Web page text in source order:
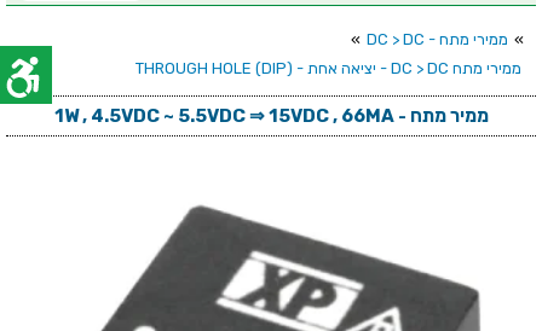
» ממירי מתח - DC > DC
»
ממירי מתח DC > DC - יציאה אחת - (THROUGH HOLE (DIP
ממיר מתח - 1W , 4.5VDC ~ 5.5VDC ⇒ 15VDC , 66MA